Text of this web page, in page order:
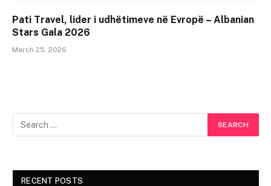
Pati Travel, lider i udhëtimeve në Evropë – Albanian
Stars Gala 2026
March 25, 2026
RECENT POSTS